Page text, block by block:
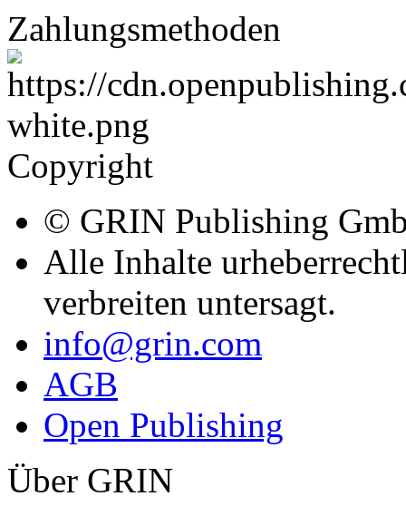
Zahlungsmethoden
Copyright
© GRIN Publishing
Alle Inhalte
verbreiten untersagt.
info@grin.com
AGB
Open Publishing
Über GRIN